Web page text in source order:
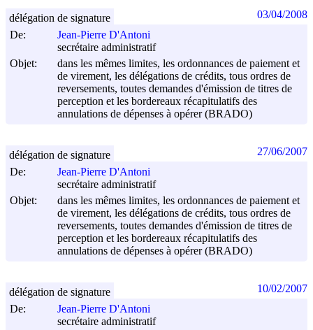
De:
Jean-Pierre D'Antoni
secrétaire administratif
Objet:
dans les mêmes limites, les ordonnances de paiement et
de virement, les délégations de crédits, tous ordres de
reversements, toutes demandes d'émission de titres de
perception et les bordereaux récapitulatifs des
annulations de dépenses à opérer (BRADO)
délégation de signature 03/04/2008
De:
Jean-Pierre D'Antoni
secrétaire administratif
Objet:
dans les mêmes limites, les ordonnances de paiement et
de virement, les délégations de crédits, tous ordres de
reversements, toutes demandes d'émission de titres de
perception et les bordereaux récapitulatifs des
annulations de dépenses à opérer (BRADO)
délégation de signature 27/06/2007
De:
Jean-Pierre D'Antoni
secrétaire administratif
délégation de signature 10/02/2007